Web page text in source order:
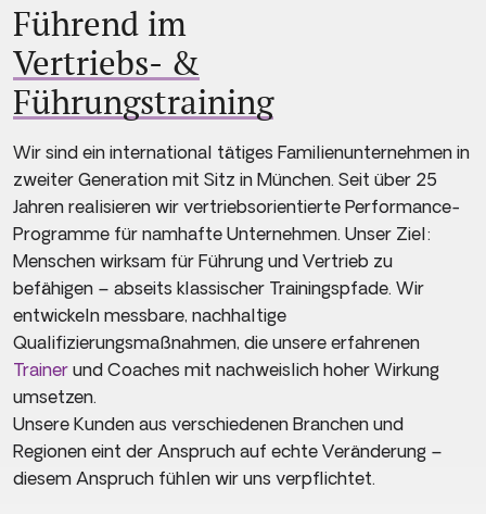
Führend im
Vertriebs- &
Führungstraining
Wir sind ein international tätiges Familienunternehmen in
zweiter Generation mit Sitz in München. Seit über 25
Jahren realisieren wir vertriebsorientierte Performance-
Programme für namhafte Unternehmen. Unser Ziel:
Menschen wirksam für Führung und Vertrieb zu
befähigen – abseits klassischer Trainingspfade. Wir
entwickeln messbare, nachhaltige
Qualifizierungsmaßnahmen, die unsere erfahrenen
Trainer und Coaches mit nachweislich hoher Wirkung
umsetzen.
Unsere Kunden aus verschiedenen Branchen und
Regionen eint der Anspruch auf echte Veränderung –
diesem Anspruch fühlen wir uns verpflichtet.